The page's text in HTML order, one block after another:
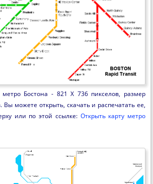
Бостона - 821 X 736 пикселов, размер
можете открыть, скачать и распечатать ее,
или по этой ссылке: Открыть карту метро